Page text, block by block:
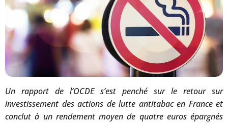
Un rapport de l’OCDE s’est penché sur le retour sur
investissement des actions de lutte antitabac en France et
conclut à un rendement moyen de quatre euros épargnés